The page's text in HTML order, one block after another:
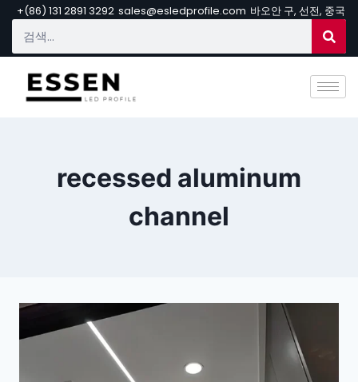
+(86) 131 2891 3292 sales@esledprofile.com 바오안 구, 선전, 중국
recessed aluminum
channel